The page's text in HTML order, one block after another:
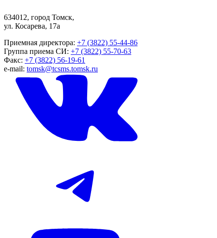
634012, город Томск,
ул. Косарева, 17а
Приемная директора: +7 (3822) 55-44-86
Группа приема СИ: +7 (3822) 55-70-63
Факс: +7 (3822) 56-19-61
e-mail: tomsk@tcsms.tomsk.ru